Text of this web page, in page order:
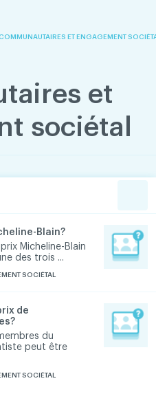
ET ENGAGEMENT
et
sociétal
Blain?
Micheline-Blain
des trois ...
SOCIÉTAL
de
du
peut être
SOCIÉTAL